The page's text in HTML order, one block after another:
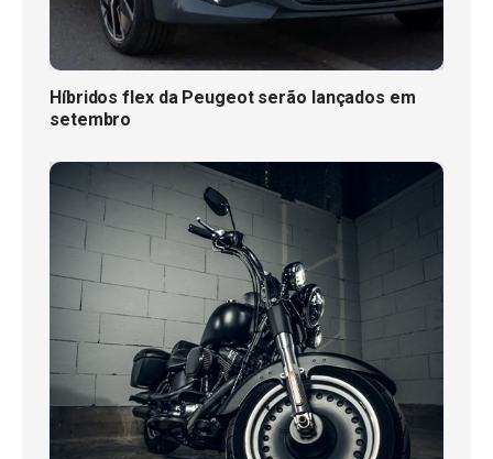
Híbridos flex da Peugeot serão lançados em
setembro